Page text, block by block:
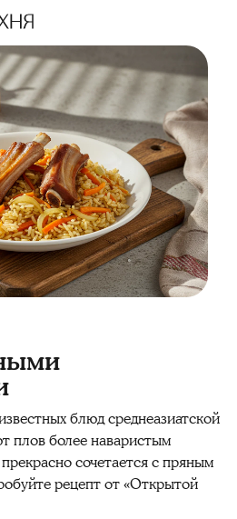
блюд среднеазиатской
плов более наваристым
сочетается с пряным
рецепт от «Открытой